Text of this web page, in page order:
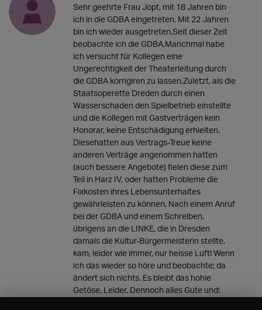
Sehr geehrte Frau Jopt, mit 18 Jahren bin
ich in die GDBA eingetreten. Mit 22 Jahren
bin ich wieder ausgetreten.Seit dieser Zeit
beobachte ich die GDBA.Manchmal habe
ich versucht für Kollegen eine
Ungerechtigkeit der Theaterleitung durch
die GDBA korrigiren zu lassen.Zuletzt, als die
Staatsoperette Dreden durch einen
Wasserschaden den Spielbetrieb einstellte
und die Kollegen mit Gastverträgen kein
Honorar, keine Entschädigung erhielten.
Diesehatten aus Vertrags-Treue keine
anderen Verträge angenommen hatten
(auch bessere Angebote) fielen diese zum
Teil in Harz IV, oder hatten Probleme die
Fixkosten ihres Lebensunterhaltes
gewährleisten zu können. Nach einem Anruf
bei der GDBA und einem Schreiben,
übrigens an die LINKE, die in Dresden
damals die Kultur-Bürgermeisterin stellte,
kam, leider wie immer, nur heisse Luft! Wenn
ich das wieder so höre und beobachte; da
ändert sich nichts. Es bleibt das hohle
Getöse. Leider. Dennoch alles Gute und: